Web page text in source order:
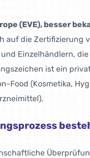
(EVE), besser
auf die Zertifi­zierung
Einzelhändlern,
ist ein
Food (Kosmetika,